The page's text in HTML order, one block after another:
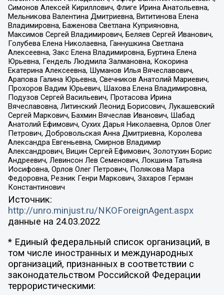
Симонов Алексей Кириллович, Флиге Ирина Анатольевна,
Мельникова Валентина Дмитриевна, Вититинова Елена
Владимировна, Баженова Светлана Куприяновна,
Максимов Сергей Владимирович, Беляев Сергей Иванович,
Голубева Елена Николаевна, Ганнушкина Светлана
Алексеевна, Закс Елена Владимировна, Буртина Елена
Юрьевна, Гендель Людмила Залмановна, Кокорина
Екатерина Алексеевна, Шуманов Илья Вячеславович,
Арапова Галина Юрьевна, Свечников Анатолий Мариевич,
Прохоров Вадим Юрьевич, Шахова Елена Владимировна,
Подузов Сергей Васильевич, Протасова Ирина
Вячеславовна, Литинский Леонид Борисович, Лукашевский
Сергей Маркович, Бахмин Вячеслав Иванович, Шабад
Анатолий Ефимович, Сухих Дарья Николаевна, Орлов Олег
Петрович, Добровольская Анна Дмитриевна, Королева
Александра Евгеньевна, Смирнов Владимир
Александрович, Вицин Сергей Ефимович, Золотухин Борис
Андреевич, Левинсон Лев Семенович, Локшина Татьяна
Иосифовна, Орлов Олег Петрович, Полякова Мара
Федоровна, Резник Генри Маркович, Захаров Герман
Константинович
Источник:
http://unro.minjust.ru/NKOForeignAgent.aspx
данные на 24.03.2022
* Единый федеральный список организаций, в
том числе иностранных и международных
организаций, признанных в соответствии с
законодательством Российской Федерации
террористическими: